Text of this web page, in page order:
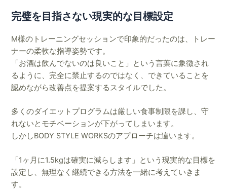
完璧を目指さない現実的な目標設定
M様のトレーニングセッションで印象的だったのは、トレー
ナーの柔軟な指導姿勢です。
「お酒は飲んでないのは良いこと」という言葉に象徴され
るように、完全に禁止するのではなく、できていることを
認めながら改善点を提案するスタイルでした。
多くのダイエットプログラムは厳しい食事制限を課し、守
れないとモチベーションが下がってしまいます。
しかしBODY STYLE WORKSのアプローチは違います。
「1ヶ月に1.5kgは確実に減らします」という現実的な目標を
設定し、無理なく継続できる方法を一緒に考えていきま
す。